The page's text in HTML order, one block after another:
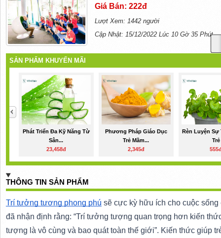
Giá Bán: 222đ
Lượt Xem: 1442 người
Cập Nhật: 15/12/2022 Lúc 10 Gờ 35 Phút
SẢN PHẨM KHUYẾN MÃI
Phát Triển Đa Kỹ Năng Từ
Sân...
23,458đ
Phương Pháp Giáo Dục
Trẻ Mầm...
2,345đ
Rèn Luyện Sự
Trẻ
THÔNG TIN SẢN PHẨM
Trí tưởng tượng phong phú sẽ cực kỳ hữu ích cho cuộc
đã nhận định rằng: “Trí tưởng tượng quan trọng hơn kiến
tượng là vô cùng và bao quát toàn thế giới”. Kiến thức giúp